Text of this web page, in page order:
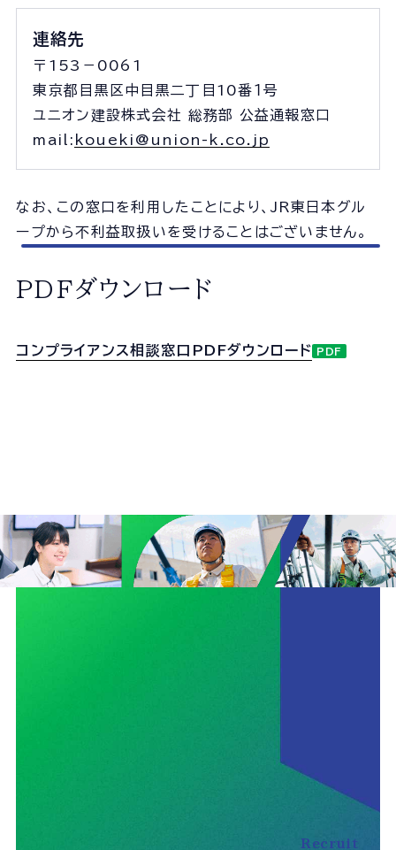
コンプライアンス相談窓口
サイトマップ
© 2025 UnionConstruction Co.,Ltd.
連絡先
〒153－0061
東京都目黒区中目黒二丁目10番１号
ユニオン建設株式会社 総務部 公益通報窓口
mail: koueki@union-k.co.jp
なお、この窓口を利用したことにより、JR東日本グル
ープから不利益取扱いを受けることはございません。
PDFダウンロード
コンプライアンス相談窓口PDFダウンロード PDF
Recruit